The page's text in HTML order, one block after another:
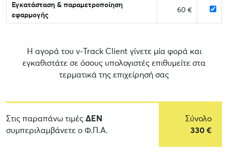
Εγκατάσταση & παραμετροποίηση
εφαρμογής
60 €
Η αγορά του v-Track Client γίνετε μία φορά και
εγκαθιστάτε σε όσους υπολογιστές επιθυμείτε στα
τερματικά της επιχείρησή σας
Στις παραπάνω τιμές ΔΕΝ
συμπεριλαμβάνετε ο Φ.Π.Α.
Σύνολο
330 €